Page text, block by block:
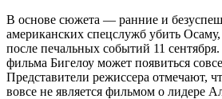
В основе сюжета — ранние и
американских спецслужб убить
после печальных событий 11
фильма Бигелоу может появиться
Представители режиссера отмечают,
вовсе не является фильмом о лидере